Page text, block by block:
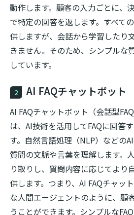
動作します。顧客の入力ごとに、
で特定の回答を返します。すべて
供しますが、会話から学習したり
きません。そのため、シンプルな
しています。
2 AI FAQチャットボット
AI FAQチャットボット（会話型
は、AI技術を活用してFAQに回答
す。自然言語処理（NLP）などの
質問の文脈や言葉を理解します。
り取りし、質問内容に応じてより
供します。つまり、AI FAQチャッ
な人間エージェントのように、顧
うことができます。シンプルな